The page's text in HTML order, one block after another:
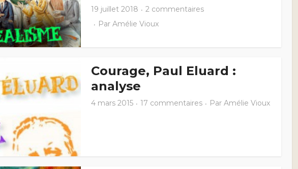
19 juillet 2018
2 commentaires
Par Amélie Vioux
Courage, Paul Eluard :
analyse
4 mars 2015 17 commentaires Par Amélie Vioux